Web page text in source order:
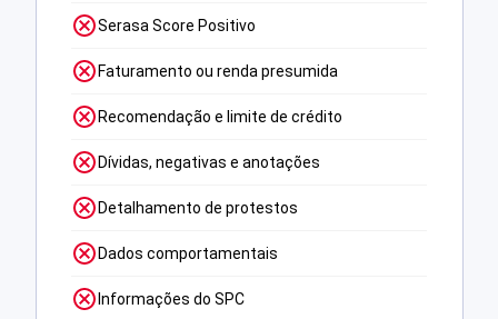
Serasa Score Positivo
Faturamento ou renda presumida
Recomendação e limite de crédito
Dívidas, negativas e anotações
Detalhamento de protestos
Dados comportamentais
Informações do SPC